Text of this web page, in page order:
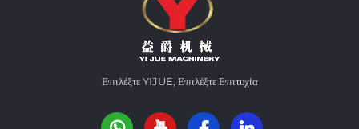
Επιλέξτε YIJUE, Επιλέξτε Επιτυχία